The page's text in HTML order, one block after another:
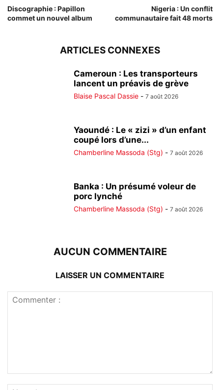
Discographie : Papillon
commet un nouvel album
Nigeria : Un conflit
communautaire fait 48 morts
ARTICLES CONNEXES
Cameroun : Les transporteurs
lancent un préavis de grève
Blaise Pascal Dassie - 7 août 2026
Yaoundé : Le « zizi » d’un enfant
coupé lors d’une...
Chamberline Massoda (Stg) - 7 août 2026
Banka : Un présumé voleur de
porc lynché
Chamberline Massoda (Stg) - 7 août 2026
AUCUN COMMENTAIRE
LAISSER UN COMMENTAIRE